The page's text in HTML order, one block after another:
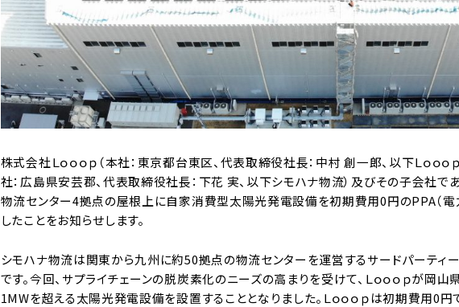
株式会社Ｌｏｏｏｐ（本社：東京都台東区、代表取締役社長：中村 創一郎、以下Ｌｏｏｏ
社：広島県安芸郡、代表取締役社長：下花 実、以下シモハナ物流）及びその子会社
物流センター4拠点の屋根上に自家消費型太陽光発電設備を初期費用0円のPPA（電
したことをお知らせします。
シモハナ物流は関東から九州に約50拠点の物流センターを運営するサードパーティ
です。今回、サプライチェーンの脱炭素化のニーズの高まりを受けて、Ｌｏｏｏｐが岡
1MWを超える太陽光発電設備を設置することとなりました。Ｌｏｏｏｐは初期費用0